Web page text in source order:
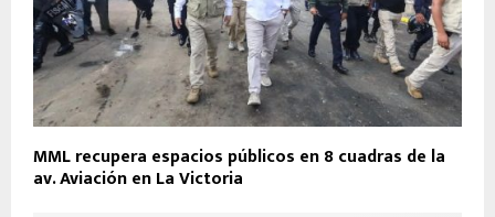
MML recupera espacios públicos en 8 cuadras de la
av. Aviación en La Victoria